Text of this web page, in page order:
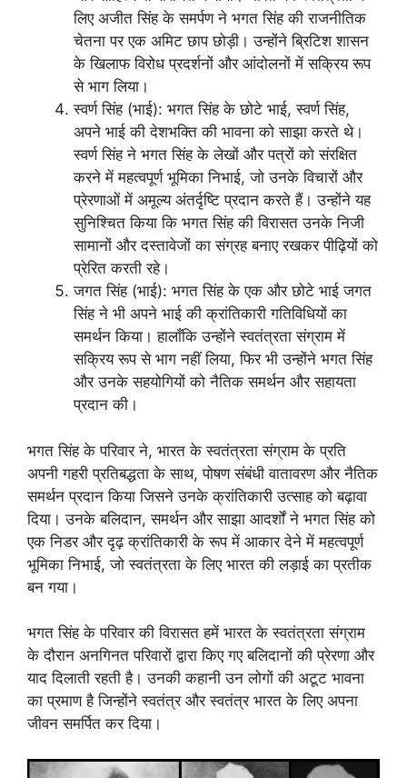
लिए अजीत सिंह के समर्पण ने भगत सिंह की राजनीतिक
चेतना पर एक अमिट छाप छोड़ी। उन्होंने ब्रिटिश शासन
के खिलाफ विरोध प्रदर्शनों और आंदोलनों में सक्रिय रूप
से भाग लिया।
स्वर्ण सिंह (भाई): भगत सिंह के छोटे भाई, स्वर्ण सिंह,
अपने भाई की देशभक्ति की भावना को साझा करते थे।
स्वर्ण सिंह ने भगत सिंह के लेखों और पत्रों को संरक्षित
करने में महत्वपूर्ण भूमिका निभाई, जो उनके विचारों और
प्रेरणाओं में अमूल्य अंतर्दृष्टि प्रदान करते हैं। उन्होंने यह
सुनिश्चित किया कि भगत सिंह की विरासत उनके निजी
सामानों और दस्तावेजों का संग्रह बनाए रखकर पीढ़ियों को
प्रेरित करती रहे।
जगत सिंह (भाई): भगत सिंह के एक और छोटे भाई जगत
सिंह ने भी अपने भाई की क्रांतिकारी गतिविधियों का
समर्थन किया। हालाँकि उन्होंने स्वतंत्रता संग्राम में
सक्रिय रूप से भाग नहीं लिया, फिर भी उन्होंने भगत सिंह
और उनके सहयोगियों को नैतिक समर्थन और सहायता
प्रदान की।
भगत सिंह के परिवार ने, भारत के स्वतंत्रता संग्राम के प्रति
अपनी गहरी प्रतिबद्धता के साथ, पोषण संबंधी वातावरण और नैतिक
समर्थन प्रदान किया जिसने उनके क्रांतिकारी उत्साह को बढ़ावा
दिया। उनके बलिदान, समर्थन और साझा आदर्शों ने भगत सिंह को
एक निडर और दृढ़ क्रांतिकारी के रूप में आकार देने में महत्वपूर्ण
भूमिका निभाई, जो स्वतंत्रता के लिए भारत की लड़ाई का प्रतीक
बन गया।
भगत सिंह के परिवार की विरासत हमें भारत के स्वतंत्रता संग्राम
के दौरान अनगिनत परिवारों द्वारा किए गए बलिदानों की प्रेरणा और
याद दिलाती रहती है। उनकी कहानी उन लोगों की अटूट भावना
का प्रमाण है जिन्होंने स्वतंत्र और स्वतंत्र भारत के लिए अपना
जीवन समर्पित कर दिया।